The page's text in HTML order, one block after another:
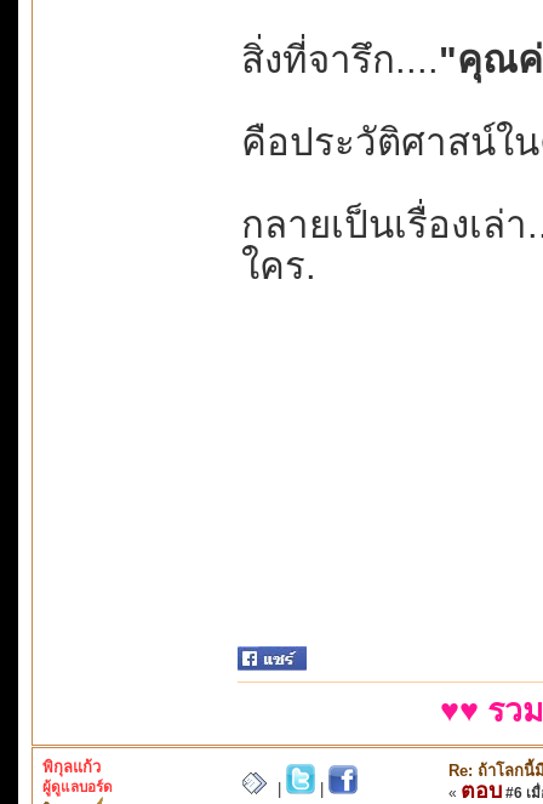
สิ่งที่จารึก...."คุณ
คือประวัติศาสน์ใ
กลายเป็นเรื่องเล่
ใคร.
♥♥ รว
พิกุลแก้ว
ผู้ดูแลบอร์ด
Re: ถ้าโลก
« ตอบ #6 เ